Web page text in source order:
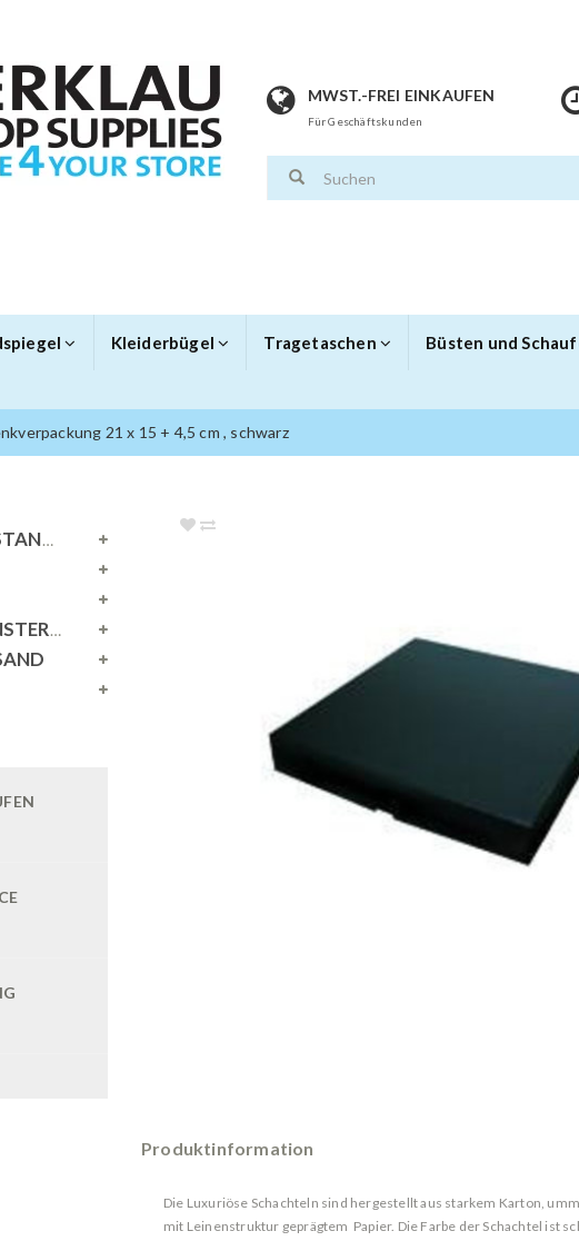
MWST.-FREI EINKAUFEN
Für Geschäftskunden
Kleiderbügel Tragetaschen Büsten und
21 x 15 + 4,5 cm , schwarz
KLEIDERSTÄNDER UND STANDSPIEGEL
BÜSTEN UND SCHAUFENSTERPUPPEN
Produktinformation
Die Luxuriöse Schachteln sind hergestellt aus starkem Karton,
mit Leinenstruktur geprägtem Papier. Die Farbe der Schachtel ist